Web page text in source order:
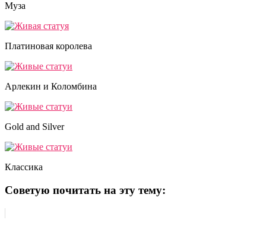
Муза
Платиновая королева
Арлекин и Коломбина
Gold and Silver
Классика
Советую почитать на эту тему: